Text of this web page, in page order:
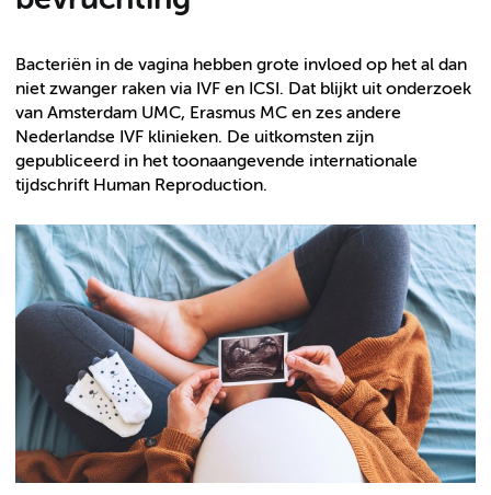
Bacteriën in de vagina hebben grote invloed op het al dan
niet zwanger raken via IVF en ICSI. Dat blijkt uit onderzoek
van Amsterdam UMC, Erasmus MC en zes andere
Nederlandse IVF klinieken. De uitkomsten zijn
gepubliceerd in het toonaangevende internationale
tijdschrift Human Reproduction.